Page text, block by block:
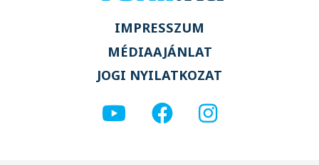
IMPRESSZUM
MÉDIAAJÁNLAT
JOGI NYILATKOZAT